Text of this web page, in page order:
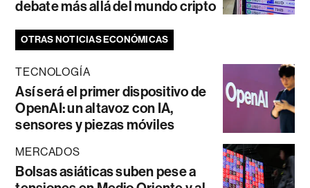
debate más allá del mundo cripto
OTRAS NOTICIAS ECONÓMICAS
TECNOLOGÍA
Así será el primer dispositivo de
OpenAI: un altavoz con IA,
sensores y piezas móviles
MERCADOS
Bolsas asiáticas suben pese a